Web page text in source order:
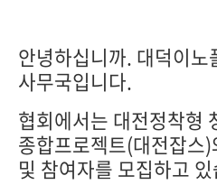
안녕하십니까. 대덕이노
사무국입니다.
협회에서는 대전정착형
종합프로젝트(대전잡스
및 참여자를 모집하고